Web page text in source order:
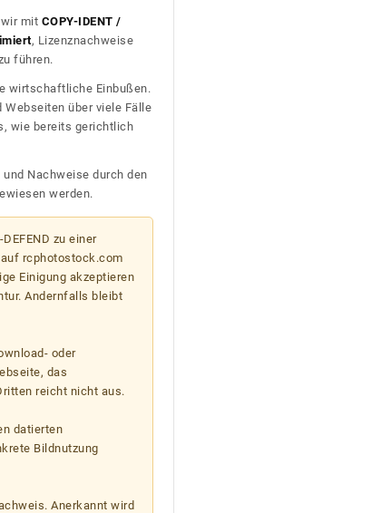
mit COPY-IDENT /
, Lizenznachweise
führen.
wirtschaftliche Einbußen.
über viele Fälle
wie bereits gerichtlich
Nachweise durch den
werden.
zu einer
rcphotostock.com
Einigung akzeptieren
Andernfalls bleibt
oder
das
reicht nicht aus.
datierten
Bildnutzung
Anerkannt wird